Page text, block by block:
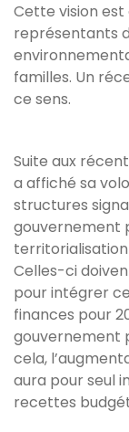
Cette vision
représentants
familles. Un
ce sens.
Suite aux
a affiché sa
structures
gouvernement
Celles-ci
pour intégrer
finances pour
gouvernement
cela,
aura pour seul
recettes